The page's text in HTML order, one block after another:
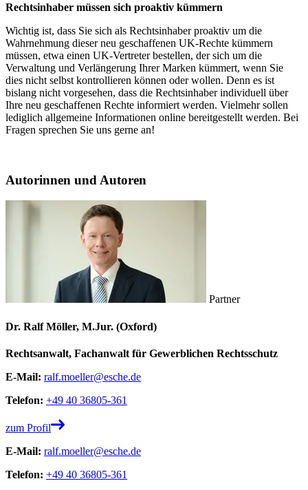
Rechtsinhaber müssen sich proaktiv kümmern
Wichtig ist, dass Sie sich als Rechtsinhaber proaktiv um die
Wahrnehmung dieser neu geschaffenen UK-Rechte kümmern
müssen, etwa einen UK-Vertreter bestellen, der sich um die
Verwaltung und Verlängerung Ihrer Marken kümmert, wenn Sie
dies nicht selbst kontrollieren können oder wollen. Denn es ist
bislang nicht vorgesehen, dass die Rechtsinhaber individuell über
Ihre neu geschaffenen Rechte informiert werden. Vielmehr sollen
lediglich allgemeine Informationen online bereitgestellt werden. Bei
Fragen sprechen Sie uns gerne an!
Autorinnen und Autoren
Partner
Dr. Ralf Möller, M.Jur. (Oxford)
Rechtsanwalt, Fachanwalt für Gewerblichen Rechtsschutz
E-Mail: ralf.moeller@esche.de
Telefon: +49 40 36805-361
zum Profil
E-Mail: ralf.moeller@esche.de
Telefon: +49 40 36805-361